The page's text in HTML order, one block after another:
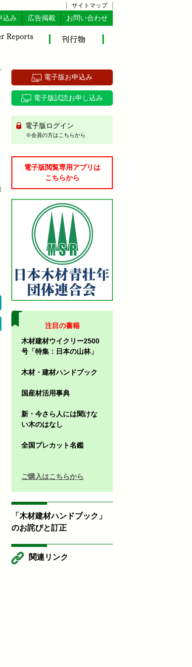
サイトマップ
込み 広告掲載 お問い合わせ
電子版お申込み
電子版試読お申し込み
電子版ログイン
※会員の方はこちらから
電子版閲覧専用アプリは
こちらから
注目の書籍
木材建材ウイクリー2500
号「特集：日本の山林」
木材・建材ハンドブック
国産材活用事典
新・今さら人には聞けな
い木のはなし
全国プレカット名鑑
ご購入はこちらから
「木材建材ハンドブック」
のお詫びと訂正
関連リンク